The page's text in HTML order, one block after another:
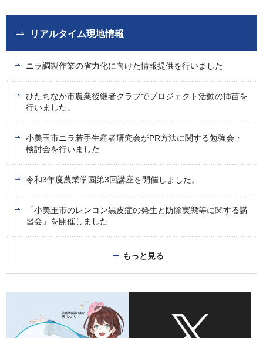
リアルタイム現地情報
ニラ調製作業の省力化に向けた情報提供を行いました
ひたちなか市農業後継者クラブでプロジェクト活動の挿苗を
行いました。
小美玉市ニラ若手生産者研究会がPR方法に関する勉強会・
検討会を行いました
令和3年度農業学園第3回講座を開催しました。
「小美玉市のレンコン黒皮症の発生と防除実態等に関する講
習会」を開催しました
もっと見る